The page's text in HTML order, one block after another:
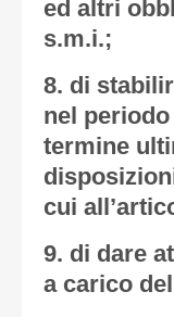
ed altri
s.m.i.;
8. di
nel
termine
cui
9. di dare
a carico